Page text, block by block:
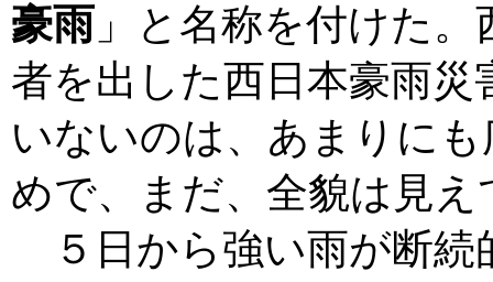
豪雨 」と名称を付けた
者を出した西日本豪雨
いないのは、あまりに
めで、まだ、全貌は見え
５日から強い雨が断続